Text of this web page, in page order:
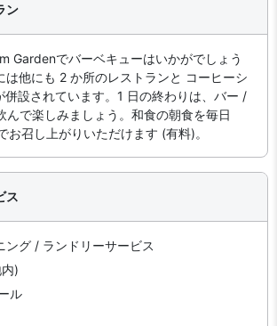
ン
Gardenでバーベキューはいかがでしょう
は他にも 2 か所のレストランと コーヒーシ
併設されています。1 日の終わりは、バー /
んで楽しみましょう。和食の朝食を毎日
召し上がりいただけます (有料)。
ス
ング / ランドリーサービス
)
ル